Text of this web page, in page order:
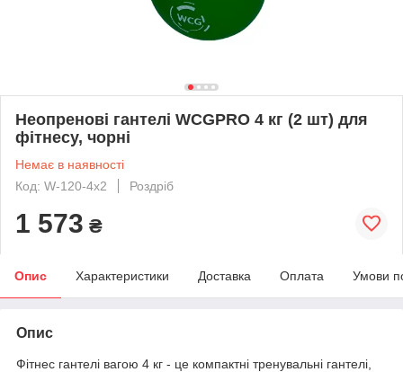
Неопренові гантелі WCGPRO 4 кг (2 шт) для
фітнесу, чорні
Немає в наявності
Код: W-120-4x2
Роздріб
1 573 ₴
Опис Характеристики Доставка Оплата Умови
Опис
Фітнес гантелі вагою 4 кг - це компактні тренувальні гантелі,